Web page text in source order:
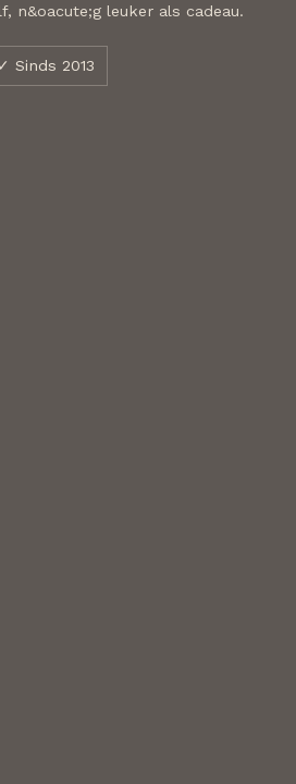
n&oacute;g leuker als cadeau.
✓ Sinds 2013